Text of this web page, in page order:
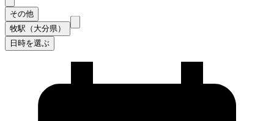
その他
牧駅（大分県）
日時を選ぶ